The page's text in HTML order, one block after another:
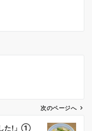
次のページへ
した!」①